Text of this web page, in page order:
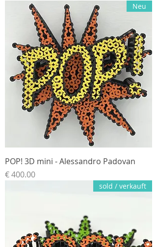
Neu
POP! 3D mini - Alessandro Padovan
السعر
sold / verkauft